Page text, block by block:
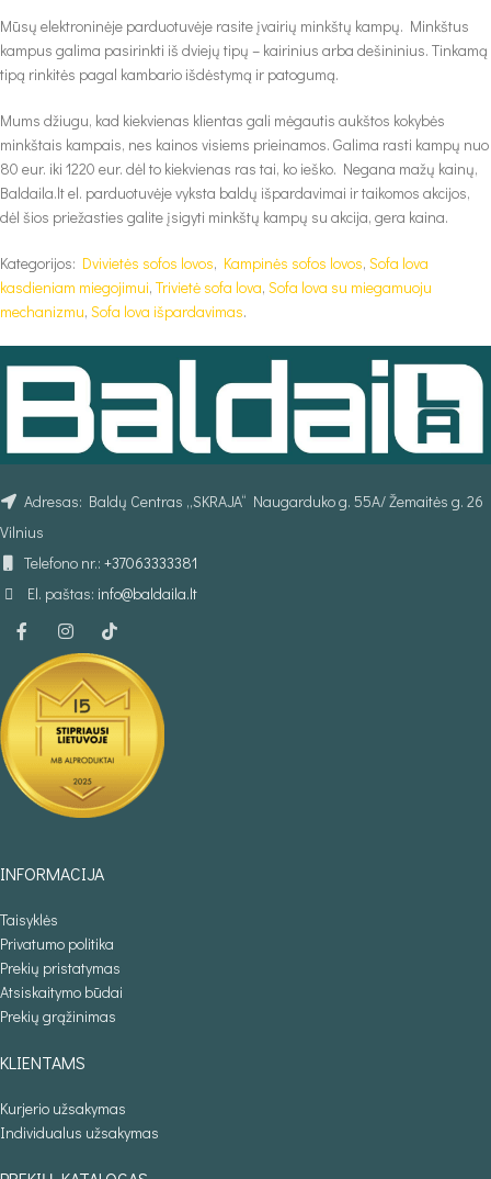
Mūsų elektroninėje parduotuvėje rasite įvairių minkštų kampų. Minkštus
kampus galima pasirinkti iš dviejų tipų – kairinius arba dešininius. Tinkamą
tipą rinkitės pagal kambario išdėstymą ir patogumą.
Mums džiugu, kad kiekvienas klientas gali mėgautis aukštos kokybės
minkštais kampais, nes kainos visiems prieinamos. Galima rasti kampų nuo
80 eur. iki 1220 eur. dėl to kiekvienas ras tai, ko ieško. Negana mažų kainų,
Baldaila.lt el. parduotuvėje vyksta baldų išpardavimai ir taikomos akcijos,
dėl šios priežasties galite įsigyti minkštų kampų su akcija, gera kaina.
Kategorijos: Dvivietės sofos lovos, Kampinės sofos lovos, Sofa lova
kasdieniam miegojimui, Trivietė sofa lova, Sofa lova su miegamuoju
mechanizmu, Sofa lova išpardavimas.
Adresas: Baldų Centras „SKRAJA“ Naugarduko g. 55A/ Žemaitės g. 26
Vilnius
Telefono nr.: +37063333381
El. paštas: info@baldaila.lt
INFORMACIJA
Taisyklės
Privatumo politika
Prekių pristatymas
Atsiskaitymo būdai
Prekių grąžinimas
KLIENTAMS
Kurjerio užsakymas
Individualus užsakymas